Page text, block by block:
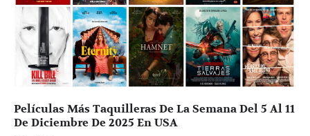
Películas Más Taquilleras De La Semana Del 5 Al 11
De Diciembre De 2025 En USA